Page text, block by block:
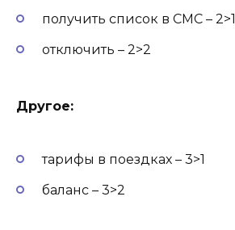
получить список в СМС – 2>1
отключить – 2>2
Другое:
тарифы в поездках – 3>1
баланс – 3>2